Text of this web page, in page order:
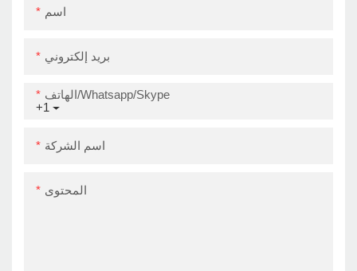
اسم
بريد إلكتروني
+1
الهاتف/Whatsapp/Skype
اسم الشركة
المحتوى